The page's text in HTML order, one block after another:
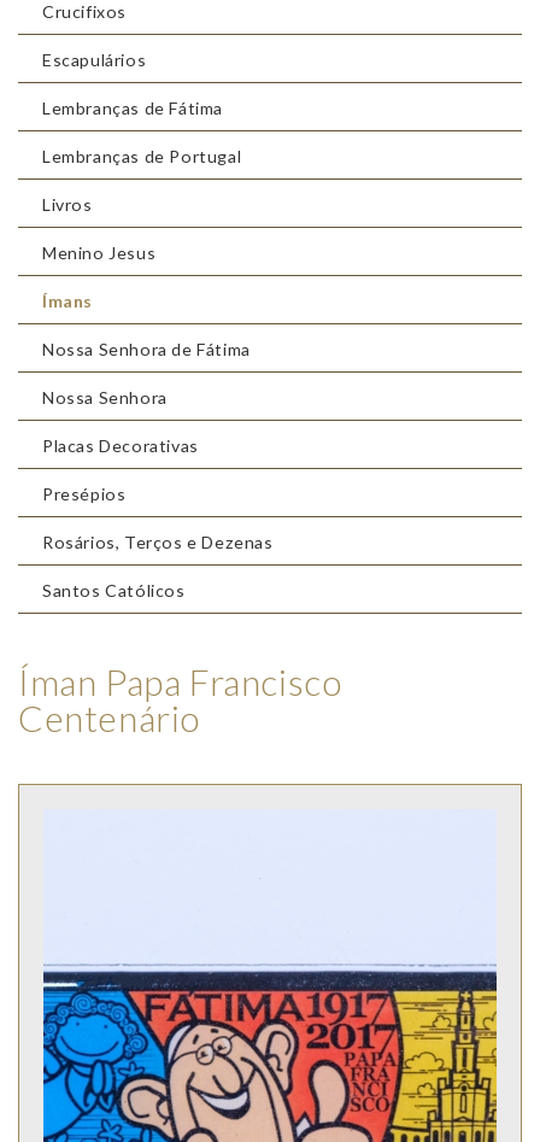
Crucifixos
Escapulários
Lembranças de Fátima
Lembranças de Portugal
Livros
Menino Jesus
Ímans
Nossa Senhora de Fátima
Nossa Senhora
Placas Decorativas
Presépios
Rosários, Terços e Dezenas
Santos Católicos
Íman Papa Francisco
Centenário